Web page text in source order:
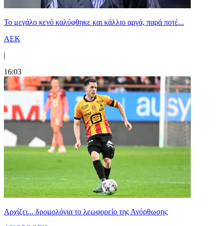
Το μεγάλο κενό καλύφθηκε και κάλλιο αργά, παρά ποτέ...
ΑΕΚ
|
16:03
Αρχίζει... δρομολόγια το λεωφορείο της Ανόρθωσης